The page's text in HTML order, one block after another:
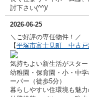
討下さい(^^)/
2026-06-25
＼ご好評の専任物件！／
【平塚市富士見町 中古
気持ちよい新生活がスタ
幼稚園・保育園・小・中
ーパー（徒歩5分）
暮らしやすい住環境も魅力